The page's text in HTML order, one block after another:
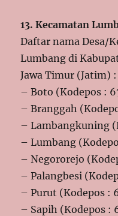
13. Kecamatan
Daftar nama Desa/
Lumbang di
Jawa Timur (Jatim) :
– Boto (Kodepos :
– Branggah
– Lambangkuning
– Lumbang
– Negororejo
– Palangbesi
– Purut (Kodepos :
– Sapih (Kodepos :